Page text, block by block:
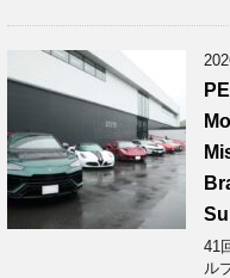
41
ル